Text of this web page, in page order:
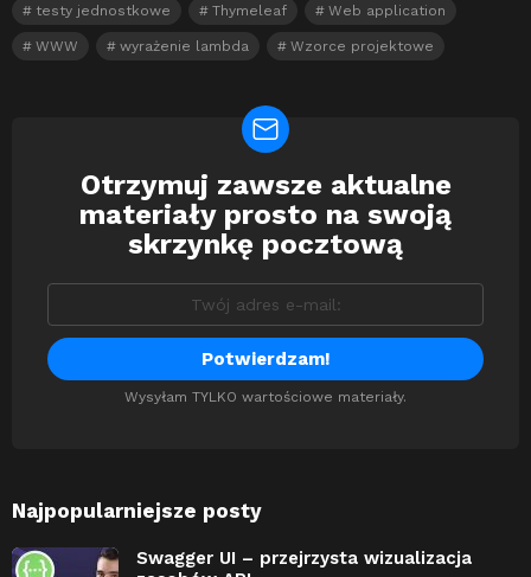
testy jednostkowe Thymeleaf Web application
WWW wyrażenie lambda Wzorce projektowe
Newsletter
Otrzymuj zawsze aktualne
materiały prosto na swoją
skrzynkę pocztową
Wysyłam TYLKO wartościowe materiały.
Najpopularniejsze posty
Swagger UI – przejrzysta wizualizacja